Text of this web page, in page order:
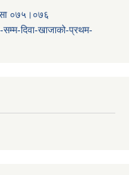
०७५।०७६
सम्म-दिवा-खाजाको-प्रथम-